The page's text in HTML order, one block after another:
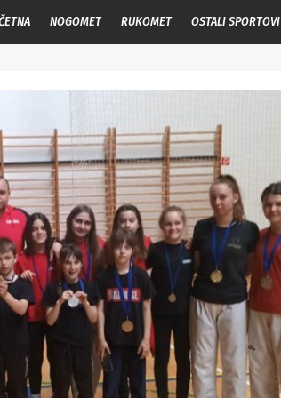
NOGOMET RUKOMET OSTALI SPORTOVI